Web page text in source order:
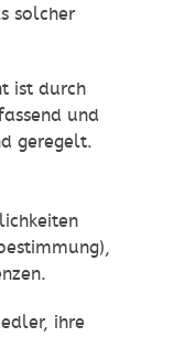
solcher
ist durch
und
geregelt.
,
ihre